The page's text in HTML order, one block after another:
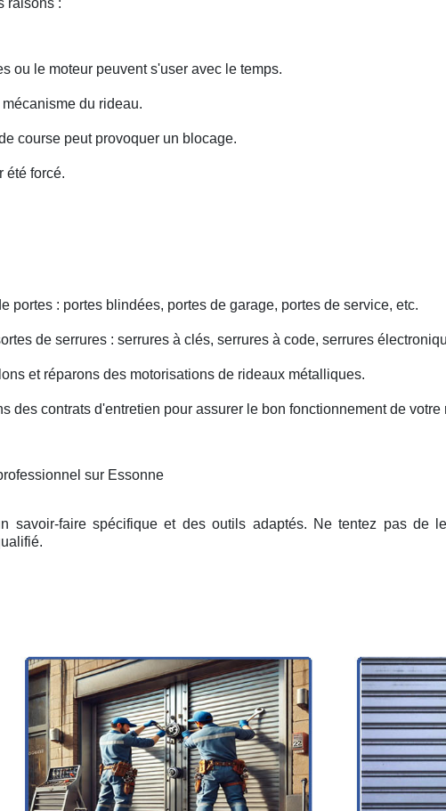
ou le moteur peuvent s'user avec le temps.
du rideau.
course peut provoquer un blocage.
été forcé.
portes : portes blindées, portes de garage, portes de service, etc.
de serrures : serrures à clés, serrures à code, serrures
et réparons des motorisations de rideaux métalliques.
des contrats d'entretien pour assurer le bon fonctionnement de
sur Essonne
savoir-faire spécifique et des outils adaptés. Ne tentez pas de